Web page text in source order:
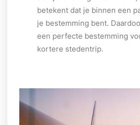
betekent dat je binnen een
je bestemming bent.
een perfecte bestemming
kortere stedentrip.